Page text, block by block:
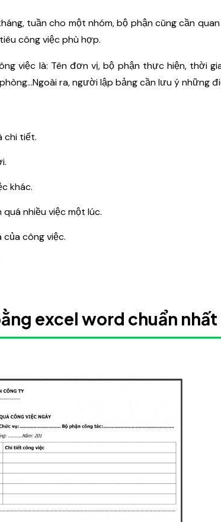
tuần cho một nhóm, bộ phận cũng cần
công việc phù hợp.
việc là: Tên đơn vị, bộ phận thực hiện, thời
ra, người lập bảng cần lưu ý những
chi tiết.
khác.
nhiều việc một lúc.
công việc.
excel word chuẩn nhất